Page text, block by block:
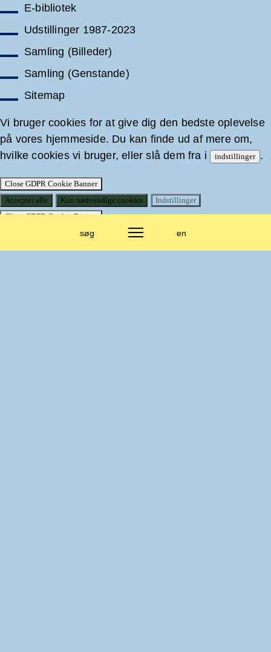
søg en
E-bibliotek
Udstillinger 1987-2023
Samling (Billeder)
Samling (Genstande)
Sitemap
Vi bruger cookies for at give dig den bedste oplevelse
på vores hjemmeside. Du kan finde ud af mere om,
hvilke cookies vi bruger, eller slå dem fra i
indstillinger .
Close GDPR Cookie Banner
Accepter alle
Kun nødvendige cookies
Indstillinger
Close GDPR Cookie Banner